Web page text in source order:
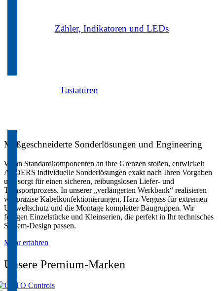
Zähler, Indikatoren und LEDs
Tastaturen
Maßgeschneiderte Sonderlösungen und Engineering
Wenn Standardkomponenten an ihre Grenzen stoßen, entwickelt
ALDERS individuelle Sonderlösungen exakt nach Ihren Vorgaben
und sorgt für einen sicheren, reibungslosen Liefer- und
Transportprozess. In unserer „verlängerten Werkbank“ realisieren
wir präzise Kabelkonfektionierungen, Harz-Verguss für extremen
Umweltschutz und die Montage kompletter Baugruppen. Wir
fertigen Einzelstücke und Kleinserien, die perfekt in Ihr technisches
System-Design passen.
Mehr erfahren
Unsere Premium-Marken